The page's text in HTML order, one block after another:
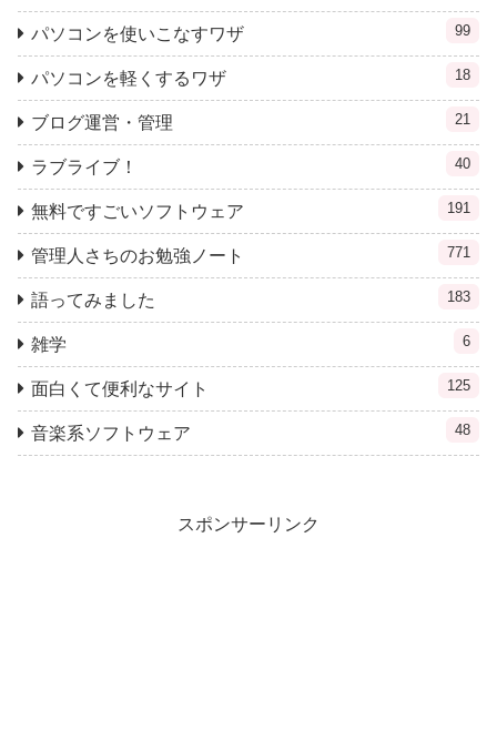
パソコンを使いこなすワザ 99
パソコンを軽くするワザ 18
ブログ運営・管理 21
ラブライブ！ 40
無料ですごいソフトウェア 191
管理人さちのお勉強ノート 771
語ってみました 183
雑学 6
面白くて便利なサイト 125
音楽系ソフトウェア 48
スポンサーリンク